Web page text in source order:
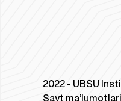
2022 - UBSU
Sayt